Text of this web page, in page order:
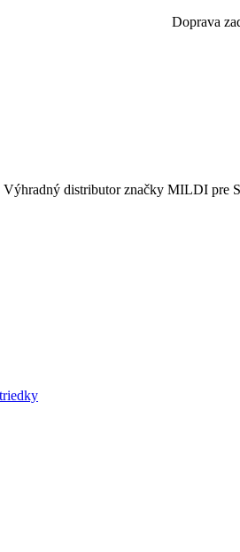
Doprava
distributor značky MILDI pre